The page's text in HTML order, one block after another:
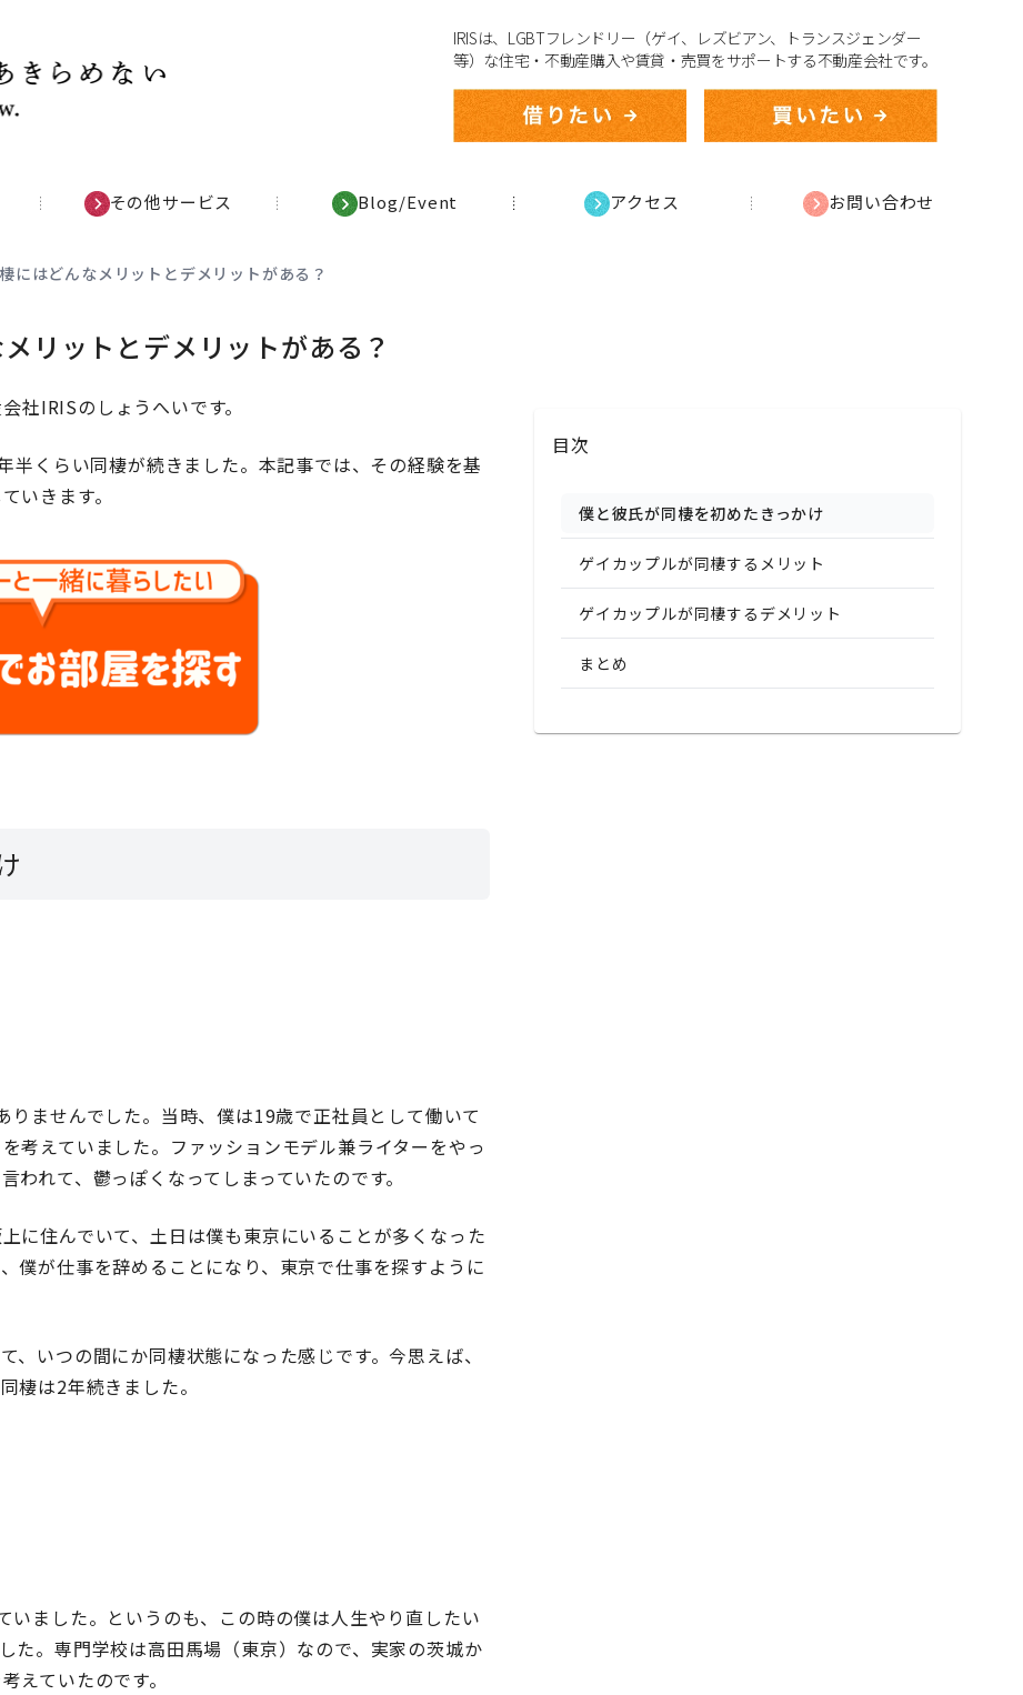
IRISは、LGBTフレンドリー（ゲイ、レズビアン、トランスジェンダー
等）な住宅・不動産購入や賃貸・売買をサポートする不動産会社です。
その他サービス Blog/Event アクセス お問い合わせ
にはどんなメリットとデメリットがある？
リットとデメリットがある？
社IRISのしょうへいです。
くらい同棲が続きました。本記事では、その経験を基
いきます。
ませんでした。当時、僕は19歳で正社員として働いて
考えていました。ファッションモデル兼ライターをやっ
れて、鬱っぽくなってしまっていたのです。
に住んでいて、土日は僕も東京にいることが多くなった
僕が仕事を辞めることになり、東京で仕事を探すように
いつの間にか同棲状態になった感じです。今思えば、
棲は2年続きました。
ました。というのも、この時の僕は人生やり直したい
た。専門学校は高田馬場（東京）なので、実家の茨城か
えていたのです。
目次
僕と彼氏が同棲を初めたきっかけ
ゲイカップルが同棲するメリット
ゲイカップルが同棲するデメリット
まとめ